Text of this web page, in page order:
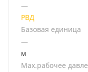
—
РВД
Базовая единица
—
м
Мах.рабочее